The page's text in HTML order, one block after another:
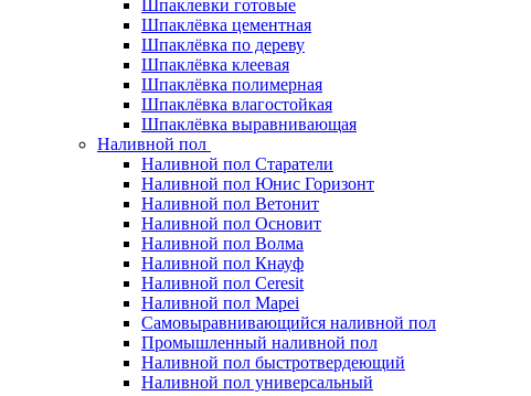
Шпаклевки готовые
Шпаклёвка цементная
Шпаклёвка по дереву
Шпаклёвка клеевая
Шпаклёвка полимерная
Шпаклёвка влагостойкая
Шпаклёвка выравнивающая
Наливной пол
Наливной пол Старатели
Наливной пол Юнис Горизонт
Наливной пол Ветонит
Наливной пол Основит
Наливной пол Волма
Наливной пол Кнауф
Наливной пол Ceresit
Наливной пол Mapei
Самовыравнивающийся наливной пол
Промышленный наливной пол
Наливной пол быстротвердеющий
Наливной пол универсальный